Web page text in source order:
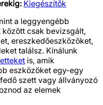
Kiegészítők
a leggyengébb
között csak bevizsgált,
ereszkedőeszközöket,
találsz. Kínálunk
is, amik
eszközöket egy-egy
szett vagy állványozó
az elemek